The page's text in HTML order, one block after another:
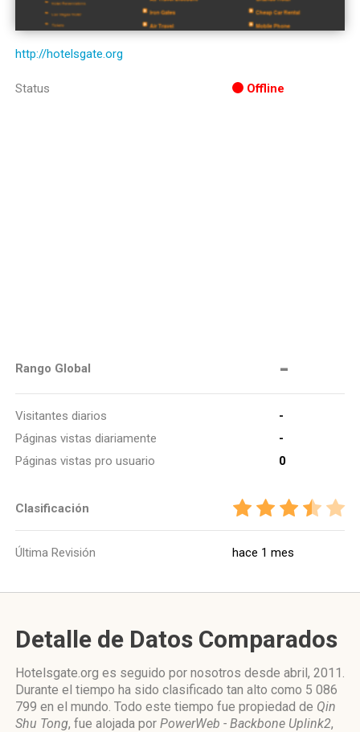
http://hotelsgate.org
Status Offline
Rango Global -
Visitantes diarios
-
Páginas vistas diariamente
-
Páginas vistas pro usuario
0
Clasificación
Última Revisión hace 1 mes
Detalle de Datos Comparados
Hotelsgate.org es seguido por nosotros desde abril, 2011.
Durante el tiempo ha sido clasificado tan alto como 5 086
799 en el mundo. Todo este tiempo fue propiedad de Qin
Shu Tong, fue alojada por PowerWeb - Backbone Uplink2,